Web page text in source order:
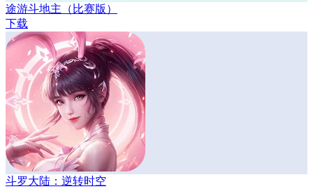
途游斗地主（比赛版）
下载
斗罗大陆：逆转时空